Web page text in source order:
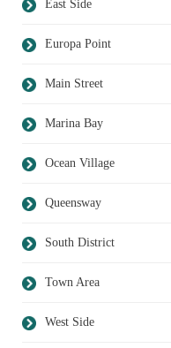
East Side
Europa Point
Main Street
Marina Bay
Ocean Village
Queensway
South District
Town Area
West Side